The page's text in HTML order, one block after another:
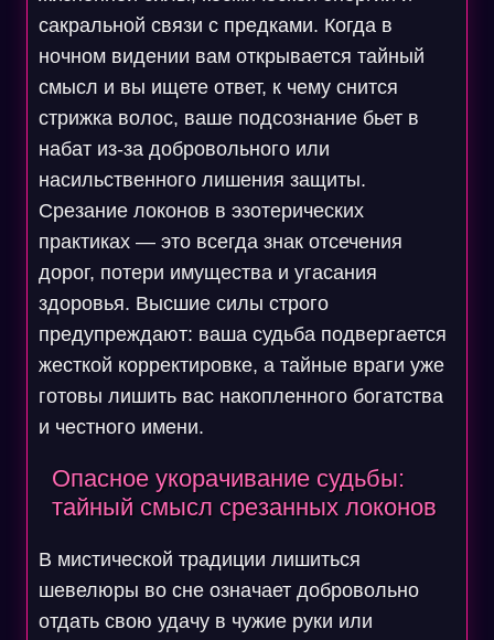
сакральной связи с предками. Когда в
ночном видении вам открывается тайный
смысл и вы ищете ответ, к чему снится
стрижка волос, ваше подсознание бьет в
набат из-за добровольного или
насильственного лишения защиты.
Срезание локонов в эзотерических
практиках — это всегда знак отсечения
дорог, потери имущества и угасания
здоровья. Высшие силы строго
предупреждают: ваша судьба подвергается
жесткой корректировке, а тайные враги уже
готовы лишить вас накопленного богатства
и честного имени.
Опасное укорачивание судьбы:
тайный смысл срезанных локонов
В мистической традиции лишиться
шевелюры во сне означает добровольно
отдать свою удачу в чужие руки или